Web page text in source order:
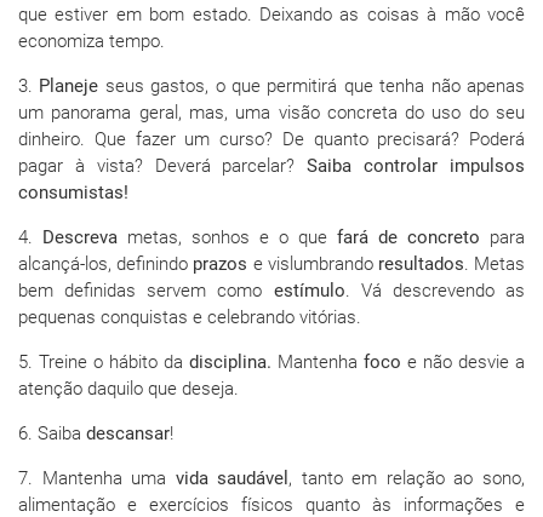
que estiver em bom estado. Deixando as coisas à mão você
economiza tempo.
3. Planeje seus gastos, o que permitirá que tenha não apenas
um panorama geral, mas, uma visão concreta do uso do seu
dinheiro. Que fazer um curso? De quanto precisará? Poderá
pagar à vista? Deverá parcelar?Saiba controlar impulsos
consumistas!
4. Descreva metas, sonhos e o que fará de concreto para
alcançá-los, definindo prazos e vislumbrando resultados. Metas
bem definidas servem como estímulo. Vá descrevendo as
pequenas conquistas e celebrando vitórias.
5. Treine o hábito da disciplina. Mantenha foco e não desvie a
atenção daquilo que deseja.
6. Saiba descansar!
7. Mantenha uma vida saudável , tanto em relação ao sono,
alimentação e exercícios físicos quanto às informações e